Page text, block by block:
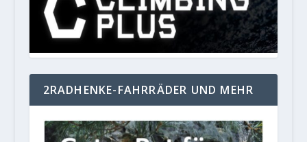
2RADHENKE-FAHRRÄDER UND MEHR